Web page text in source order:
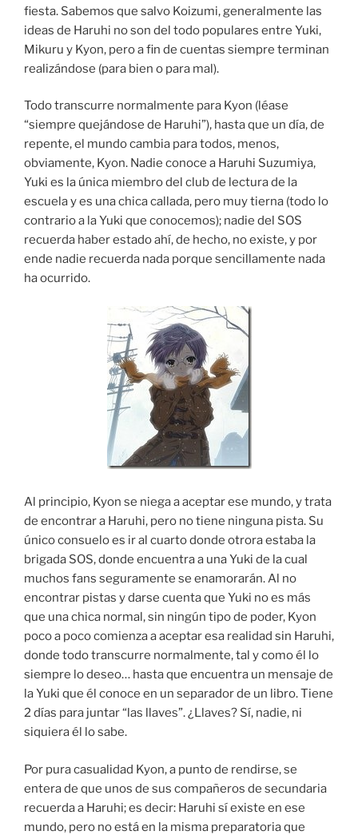
fiesta. Sabemos que salvo Koizumi, generalmente las
ideas de Haruhi no son del todo populares entre Yuki,
Mikuru y Kyon, pero a fin de cuentas siempre terminan
realizándose (para bien o para mal).
Todo transcurre normalmente para Kyon (léase
“siempre quejándose de Haruhi”), hasta que un día, de
repente, el mundo cambia para todos, menos,
obviamente, Kyon. Nadie conoce a Haruhi Suzumiya,
Yuki es la única miembro del club de lectura de la
escuela y es una chica callada, pero muy tierna (todo lo
contrario a la Yuki que conocemos); nadie del SOS
recuerda haber estado ahí, de hecho, no existe, y por
ende nadie recuerda nada porque sencillamente nada
ha ocurrido.
Al principio, Kyon se niega a aceptar ese mundo, y trata
de encontrar a Haruhi, pero no tiene ninguna pista. Su
único consuelo es ir al cuarto donde otrora estaba la
brigada SOS, donde encuentra a una Yuki de la cual
muchos fans seguramente se enamorarán. Al no
encontrar pistas y darse cuenta que Yuki no es más
que una chica normal, sin ningún tipo de poder, Kyon
poco a poco comienza a aceptar esa realidad sin Haruhi,
donde todo transcurre normalmente, tal y como él lo
siempre lo deseo… hasta que encuentra un mensaje de
la Yuki que él conoce en un separador de un libro. Tiene
2 días para juntar “las llaves”. ¿Llaves? Sí, nadie, ni
siquiera él lo sabe.
Por pura casualidad Kyon, a punto de rendirse, se
entera de que unos de sus compañeros de secundaria
recuerda a Haruhi; es decir: Haruhi sí existe en ese
mundo, pero no está en la misma preparatoria que